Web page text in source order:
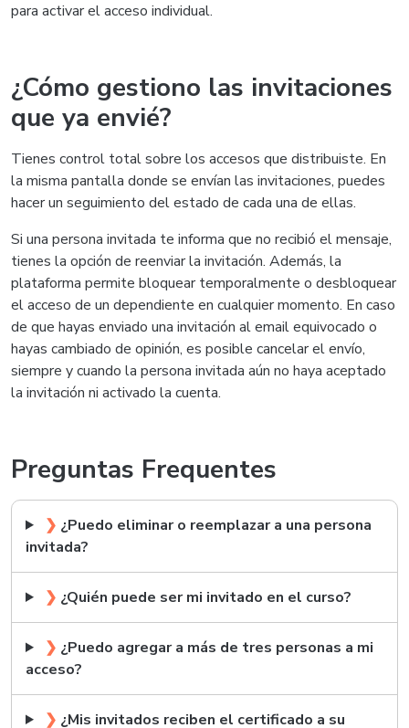
para activar el acceso individual.
¿Cómo gestiono las invitaciones
que ya envié?
Tienes control total sobre los accesos que distribuiste. En
la misma pantalla donde se envían las invitaciones, puedes
hacer un seguimiento del estado de cada una de ellas.
Si una persona invitada te informa que no recibió el mensaje,
tienes la opción de reenviar la invitación. Además, la
plataforma permite bloquear temporalmente o desbloquear
el acceso de un dependiente en cualquier momento. En caso
de que hayas enviado una invitación al email equivocado o
hayas cambiado de opinión, es posible cancelar el envío,
siempre y cuando la persona invitada aún no haya aceptado
la invitación ni activado la cuenta.
Preguntas Frequentes
❯ ¿Puedo eliminar o reemplazar a una persona
invitada?
❯ ¿Quién puede ser mi invitado en el curso?
❯ ¿Puedo agregar a más de tres personas a mi
acceso?
❯ ¿Mis invitados reciben el certificado a su